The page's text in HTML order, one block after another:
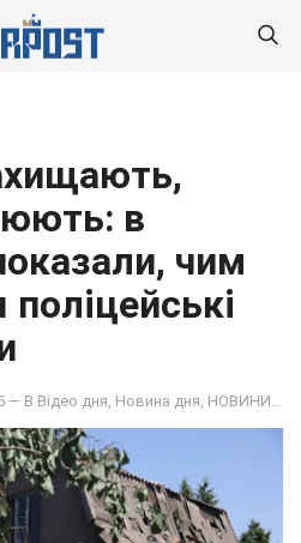
в
чим
— В Відео дня Новина дня НОВИНИ